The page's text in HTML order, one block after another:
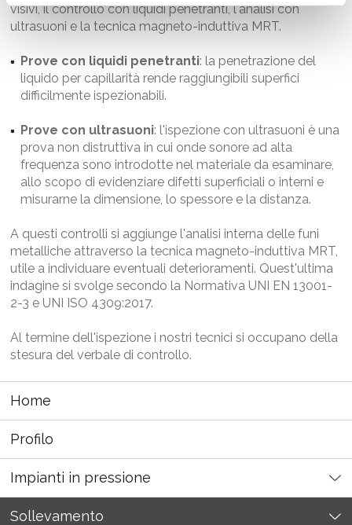
visivi, il controllo con liquidi penetranti, l'analisi con
ultrasuoni e la tecnica magneto-induttiva MRT.
Prove con liquidi penetranti: la penetrazione del
liquido per capillarità rende raggiungibili superfici
difficilmente ispezionabili.
Prove con ultrasuoni: l'ispezione con ultrasuoni è una
prova non distruttiva in cui onde sonore ad alta
frequenza sono introdotte nel materiale da esaminare,
allo scopo di evidenziare difetti superficiali o interni e
misurarne la dimensione, lo spessore e la distanza.
A questi controlli si aggiunge l'analisi interna delle funi
metalliche attraverso la tecnica magneto-induttiva MRT,
utile a individuare eventuali deterioramenti. Quest'ultima
indagine si svolge secondo la Normativa UNI EN 13001-
2-3 e UNI ISO 4309:2017.
Al termine dell'ispezione i nostri tecnici si occupano della
stesura del verbale di controllo.
Home
Profilo
Impianti in pressione
Sollevamento